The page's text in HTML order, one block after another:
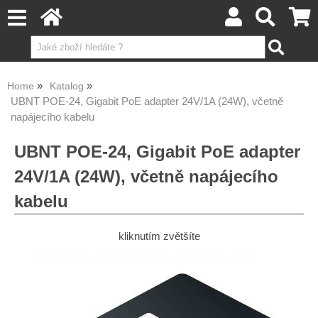
Home Katalog
UBNT POE-24, Gigabit PoE adapter 24V/1A (24W), včetně
napájecího kabelu
UBNT POE-24, Gigabit PoE adapter
24V/1A (24W), včetně napájecího
kabelu
kliknutím zvětšíte